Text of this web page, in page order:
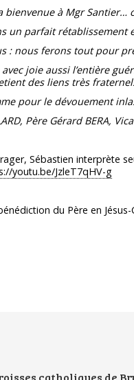
bienvenue à Mgr Santier…
un parfait rétablissement
: nous ferons tout pour
joie aussi l’entière
des liens très
pour le dévouement
Père Gérard BERA,
Sébastien interprète
youtu.be/JzleT7qHV-g
du Père en Jésus-
catholiques de